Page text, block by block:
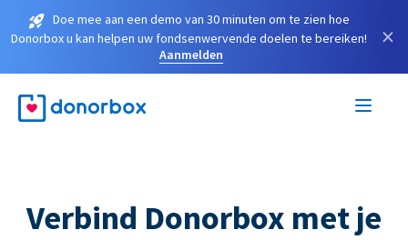
Doe mee aan een demo van 30 minuten om te zien hoe
Donorbox u kan helpen uw fondsenwervende doelen te bereiken!
Aanmelden
×
Verbind Donorbox met je